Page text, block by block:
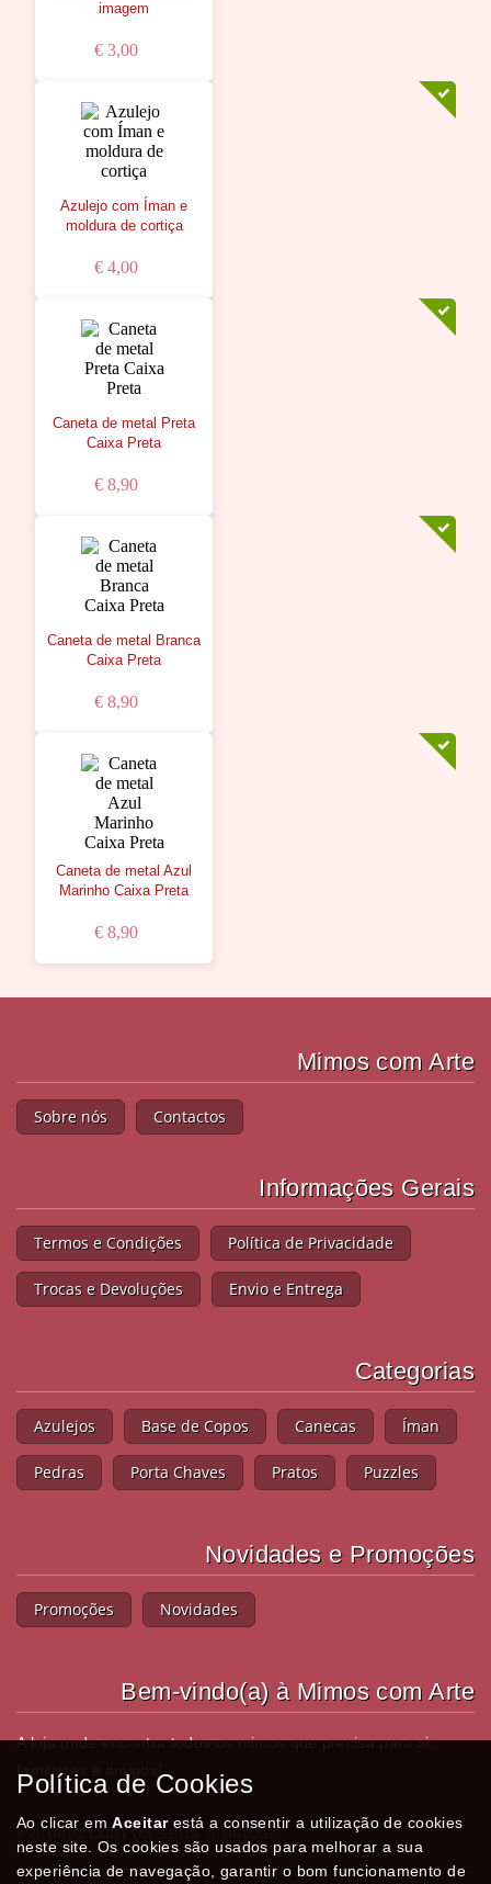
imagem
€ 3,00
Azulejo com Íman e
moldura de cortiça
€ 4,00
Caneta de metal Preta
Caixa Preta
€ 8,90
Caneta de metal Branca
Caixa Preta
€ 8,90
Caneta de metal Azul
Marinho Caixa Preta
€ 8,90
Mimos com Arte
Sobre nós Contactos
Informações Gerais
Termos e Condições Política de Privacidade
Trocas e Devoluções Envio e Entrega
Categorias
Azulejos Base de Copos Canecas Íman
Pedras Porta Chaves Pratos Puzzles
Novidades e Promoções
Promoções Novidades
Bem-vindo(a) à Mimos com Arte
A loja onde encontra todos os mimos que precisa para si,
familiares e amigos!
Partilhe com os seus amigos!
Política de Cookies
Ao clicar emAceitarestá a consentir a utilização de cookies
neste site. Os cookies são usados para melhorar a sua
experiência de navegação, garantir o bom funcionamento de